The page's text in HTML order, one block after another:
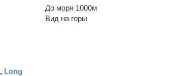
, Long
До моря 1000м
Вид на горы